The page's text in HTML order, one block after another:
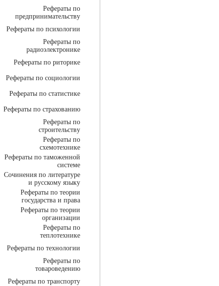
Рефераты по
предпринимательству
Рефераты по психологии
Рефераты по
радиоэлектронике
Рефераты по риторике
Рефераты по социологии
Рефераты по статистике
Рефераты по страхованию
Рефераты по
строительству
Рефераты по
схемотехнике
Рефераты по таможенной
системе
Сочинения по литературе
и русскому языку
Рефераты по теории
государства и права
Рефераты по теории
организации
Рефераты по
теплотехнике
Рефераты по технологии
Рефераты по
товароведению
Рефераты по транспорту